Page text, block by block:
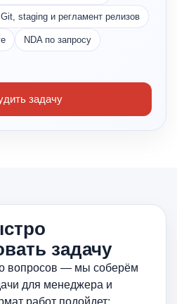
Git, staging и регламент релизов
NDA по запросу
задачу
задачу
вопросов — мы соберём
для менеджера и